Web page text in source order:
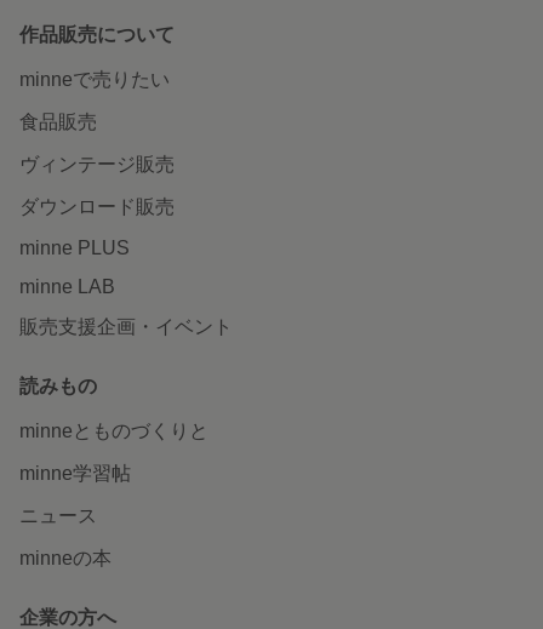
作品販売について
minneで売りたい
食品販売
ヴィンテージ販売
ダウンロード販売
minne PLUS
minne LAB
販売支援企画・イベント
読みもの
minneとものづくりと
minne学習帖
ニュース
minneの本
企業の方へ